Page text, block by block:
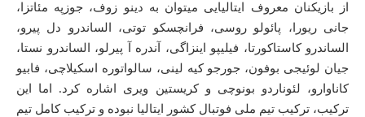
از بازیکنان معروف ایتالیایی میتوان به دینو زوف، جوزپه مئاتزا،
جانی ریورا، پائولو روسی، فرانچسکو توتی، الساندرو دل پیرو،
الساندرو کاستاکورتا، فیلیپو اینزاگی، آندره آ پیرلو، الساندرو نستا،
جیان لوئیجی بوفون، جورجو کیه لینی، سالواتوره اسکیلاچی، فابیو
کاناوارو، لئوناردو بونوچی و کریستین ویری اشاره کرد. اما این
ترکیب، ترکیب تیم ملی فوتبال کشور ایتالیا نبوده و ترکیب کامل تیم